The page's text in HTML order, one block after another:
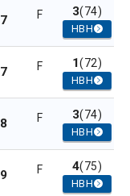
7 F 3(74)
HBH
7 F 1(72)
HBH
8 F 3(74)
HBH
9 F 4(75)
HBH